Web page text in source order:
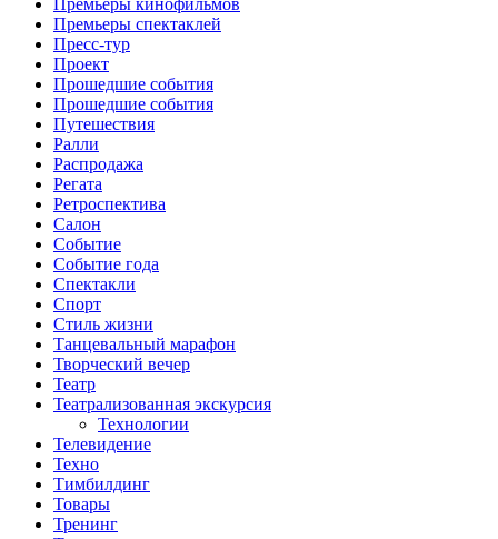
Премьеры кинофильмов
Премьеры спектаклей
Пресс-тур
Проект
Прошедшие события
Прошедшие события
Путешествия
Ралли
Распродажа
Регата
Ретроспектива
Салон
Событие
Событие года
Спектакли
Спорт
Стиль жизни
Танцевальный марафон
Творческий вечер
Театр
Театрализованная экскурсия
Технологии
Телевидение
Техно
Тимбилдинг
Товары
Тренинг